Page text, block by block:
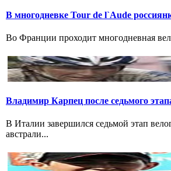
В многодневке Tour de l`Aude
Во Франции проходит многодневная
Владимир Карпец после седьмого
В Италии завершился седьмой этап
австрали...